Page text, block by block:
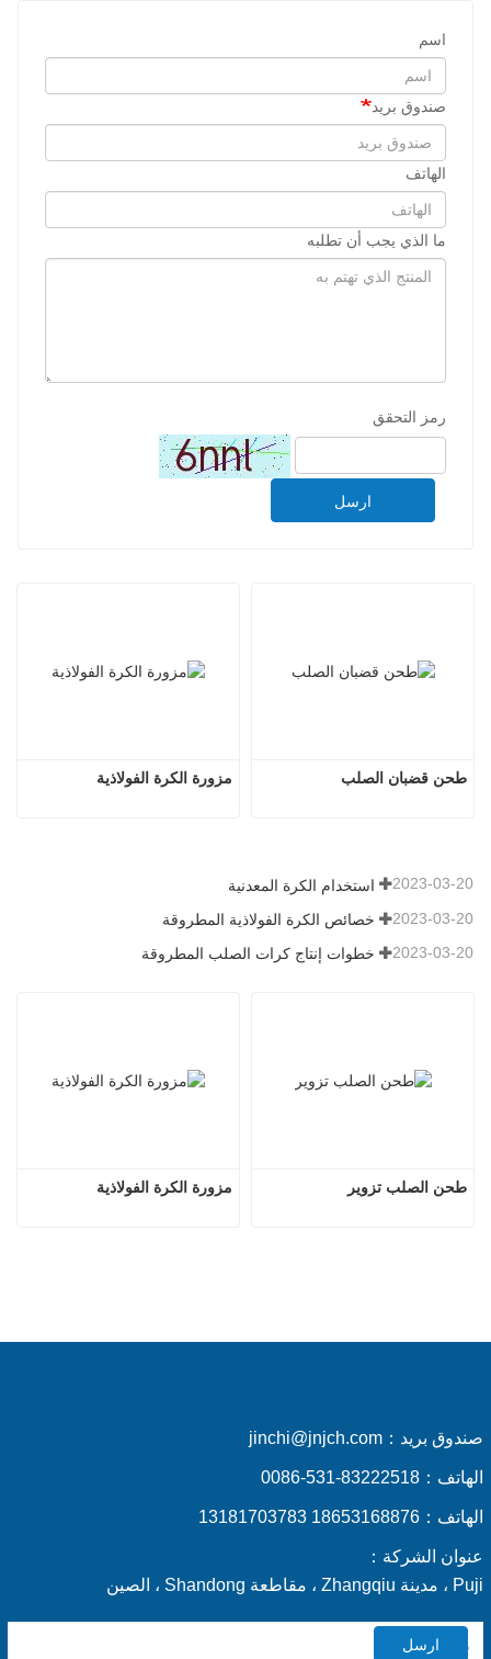
اسم
صندوق بريد
الهاتف
ما الذي يجب أن تطلبه
رمز التحقق
ارسل
مزورة الكرة الفولاذية طحن قضبان الصلب
استخدام الكرة المعدنية 2023-03-20
خصائص الكرة الفولاذية المطروقة 2023-03-20
خطوات إنتاج كرات الصلب المطروقة 2023-03-20
مزورة الكرة الفولاذية طحن الصلب تزوير
صندوق بريد： jinchi@jnjch.com
الهاتف： 0086-531-83222518
الهاتف： 18653168876 13181703783
عنوان الشركة：
Puji ، مدينة Zhangqiu ، مقاطعة Shandong ، الصين
ارسل